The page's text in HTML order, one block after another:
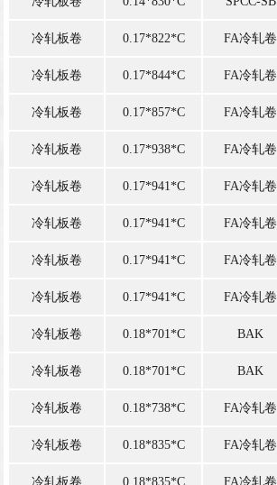
冷轧板卷 0.17*822*C FA冷轧卷
冷轧板卷 0.17*844*C FA冷轧卷
冷轧板卷 0.17*857*C FA冷轧卷
冷轧板卷 0.17*938*C FA冷轧卷
冷轧板卷 0.17*941*C FA冷轧卷
冷轧板卷 0.17*941*C FA冷轧卷
冷轧板卷 0.17*941*C FA冷轧卷
冷轧板卷 0.17*941*C FA冷轧卷
冷轧板卷 0.18*701*C BAK
冷轧板卷 0.18*701*C BAK
冷轧板卷 0.18*738*C FA冷轧卷
冷轧板卷 0.18*835*C FA冷轧卷
冷轧板卷 0.18*835*C FA冷轧卷